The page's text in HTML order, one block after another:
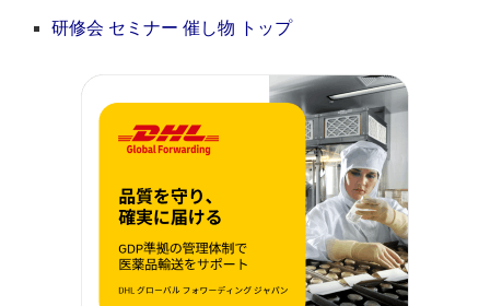
研修会 セミナー 催し物 トップ